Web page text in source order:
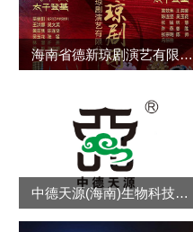
海南省德新琼剧演艺有限公司
中德天源(海南)生物科技有限公司